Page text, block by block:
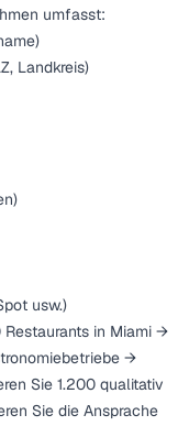
umfasst:
Landkreis)
usw.)
in Miami →
→
Sie 1.200 qualitativ
Sie die Ansprache